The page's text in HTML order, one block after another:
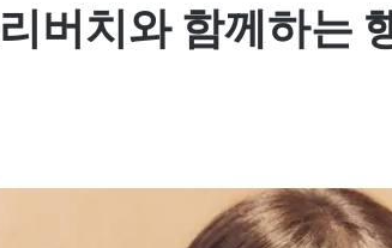
버치와 함께하는